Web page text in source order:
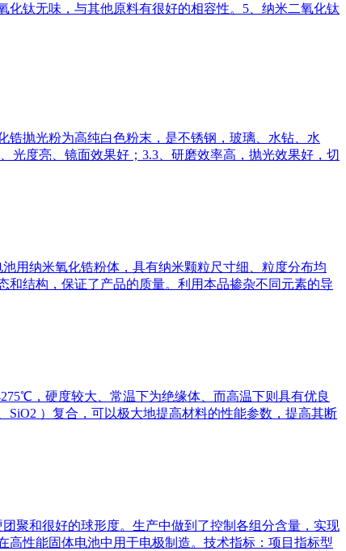
化钛无味，与其他原料有很好的相容性。5、纳米二氧化钛
锆抛光粉为高纯白色粉末，是不锈钢，玻璃、水钻、水
光度亮、镜面效果好；3.3、研磨效率高，抛光效果好，切
用纳米氧化锆粉体，具有纳米颗粒尺寸细、粒度分布均
结构，保证了产品的质量。利用本品掺杂不同元素的导
，硬度较大、常温下为绝缘体、而高温下则具有优良
）复合，可以极大地提高材料的性能参数，提高其断
聚和很好的球形度。生产中做到了控制各组分含量，实现
性能固体电池中用于电极制造。技术指标：项目指标型